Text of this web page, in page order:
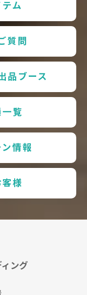
ム
質問
品ブース
覧
情報
様
ング